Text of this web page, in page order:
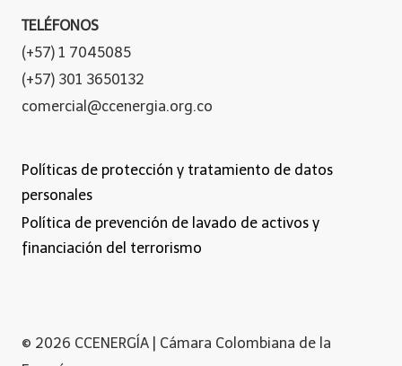
TELÉFONOS
(+57) 1 7045085
(+57) 301 3650132
comercial@ccenergia.org.co
Políticas de protección y tratamiento de datos
personales
Política de prevención de lavado de activos y
financiación del terrorismo
© 2026 CCENERGÍA | Cámara Colombiana de la